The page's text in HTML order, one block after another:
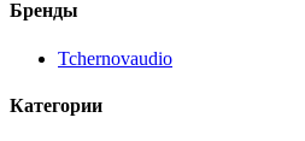
Бренды
Tchernovaudio
Категории